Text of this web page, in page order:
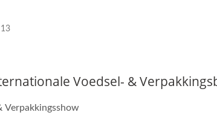
Voedsel- &
Verpakkingsshow